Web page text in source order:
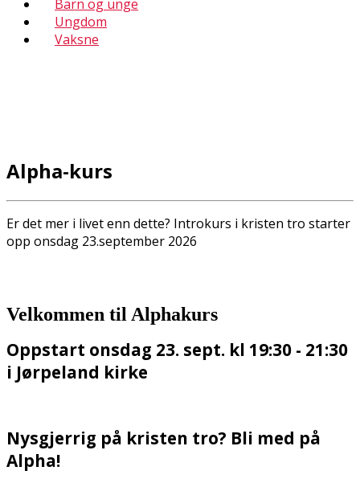
Barn og unge
Ungdom
Vaksne
Alpha-kurs
Er det mer i livet enn dette? Introkurs i kristen tro starter
opp onsdag 23.september 2026
Velkommen til Alphakurs
Oppstart onsdag 23. sept. kl 19:30 - 21:30
i Jørpeland kirke
Nysgjerrig på kristen tro? Bli med på
Alpha!